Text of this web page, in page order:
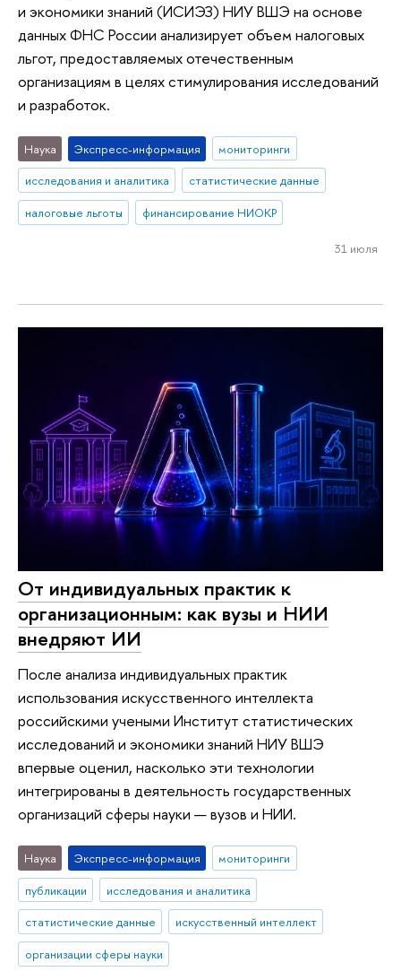
и экономики знаний (ИСИЭЗ) НИУ ВШЭ на основе
данных ФНС России анализирует объем налоговых
льгот, предоставляемых отечественным
организациям в целях стимулирования исследований
и разработок.
Наука Экспресс-информация
мониторинги
исследования и аналитика
статистические данные
налоговые льготы
финансирование НИОКР
31 июля
От индивидуальных практик к
организационным: как вузы и НИИ
внедряют ИИ
После анализа индивидуальных практик
использования искусственного интеллекта
российскими учеными Институт статистических
исследований и экономики знаний НИУ ВШЭ
впервые оценил, насколько эти технологии
интегрированы в деятельность государственных
организаций сферы науки — вузов и НИИ.
Наука Экспресс-информация
мониторинги
публикации
исследования и аналитика
статистические данные
искусственный интеллект
организации сферы науки